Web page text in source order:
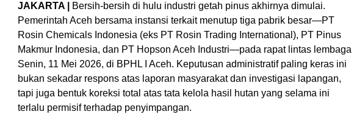
JAKARTA |
Bersih-bersih di hulu industri getah pinus akhirnya dimulai.
Pemerintah Aceh bersama instansi terkait menutup tiga pabrik besar—PT
Rosin Chemicals Indonesia (eks PT Rosin Trading International), PT Pinus
Makmur Indonesia, dan PT Hopson Aceh Industri—pada rapat lintas lembaga
Senin, 11 Mei 2026, di BPHL I Aceh. Keputusan administratif paling keras ini
bukan sekadar respons atas laporan masyarakat dan investigasi lapangan,
tapi juga bentuk koreksi total atas tata kelola hasil hutan yang selama ini
terlalu permisif terhadap penyimpangan.